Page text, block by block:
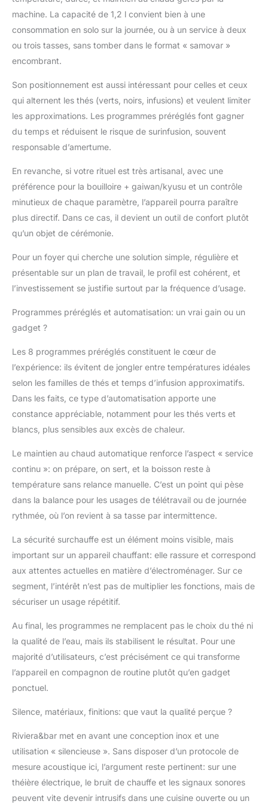
renforcée : Équipée de
protections contre le
surchauffe, cette
mise en veille
automatique après 5
minutes d'inactivité
assure une sécurité
programmes préréglés
et sa sélection de
température, elle
convient à tous types
parfaite à chaque
utilisation Satisfaction
client : Profitez d'une
garantie de 2 ans et de
pièces détachées
utilisateur fiable et
durable
machine. La capacité de 1,2 l convient bien à une
consommation en solo sur la journée, ou à un service à deux
ou trois tasses, sans tomber dans le format « samovar »
encombrant.
Son positionnement est aussi intéressant pour celles et ceux
qui alternent les thés (verts, noirs, infusions) et veulent limiter
les approximations. Les programmes préréglés font gagner
du temps et réduisent le risque de surinfusion, souvent
responsable d’amertume.
En revanche, si votre rituel est très artisanal, avec une
préférence pour la bouilloire + gaiwan/kyusu et un contrôle
minutieux de chaque paramètre, l’appareil pourra paraître
plus directif. Dans ce cas, il devient un outil de confort plutôt
qu’un objet de cérémonie.
Pour un foyer qui cherche une solution simple, régulière et
présentable sur un plan de travail, le profil est cohérent, et
l’investissement se justifie surtout par la fréquence d’usage.
Programmes préréglés et automatisation: un vrai gain ou un
gadget ?
Les 8 programmes préréglés constituent le cœur de
l’expérience: ils évitent de jongler entre températures idéales
selon les familles de thés et temps d’infusion approximatifs.
Dans les faits, ce type d’automatisation apporte une
constance appréciable, notamment pour les thés verts et
blancs, plus sensibles aux excès de chaleur.
Le maintien au chaud automatique renforce l’aspect « service
continu »: on prépare, on sert, et la boisson reste à
température sans relance manuelle. C’est un point qui pèse
dans la balance pour les usages de télétravail ou de journée
rythmée, où l’on revient à sa tasse par intermittence.
La sécurité surchauffe est un élément moins visible, mais
important sur un appareil chauffant: elle rassure et correspond
aux attentes actuelles en matière d’électroménager. Sur ce
segment, l’intérêt n’est pas de multiplier les fonctions, mais de
sécuriser un usage répétitif.
Au final, les programmes ne remplacent pas le choix du thé ni
la qualité de l’eau, mais ils stabilisent le résultat. Pour une
majorité d’utilisateurs, c’est précisément ce qui transforme
l’appareil en compagnon de routine plutôt qu’en gadget
ponctuel.
Silence, matériaux, finitions: que vaut la qualité perçue ?
Riviera&bar met en avant une conception inox et une
utilisation « silencieuse ». Sans disposer d’un protocole de
mesure acoustique ici, l’argument reste pertinent: sur une
théière électrique, le bruit de chauffe et les signaux sonores
peuvent vite devenir intrusifs dans une cuisine ouverte ou un